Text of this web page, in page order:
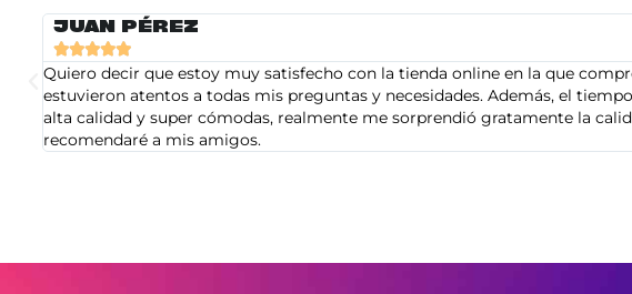
JUAN PÉREZ

Quiero decir que estoy muy satisfecho con la tienda online en la que
estuvieron atentos a todas mis preguntas y necesidades. Además, el
alta calidad y super cómodas, realmente me sorprendió gratamente la
recomendaré a mis amigos.